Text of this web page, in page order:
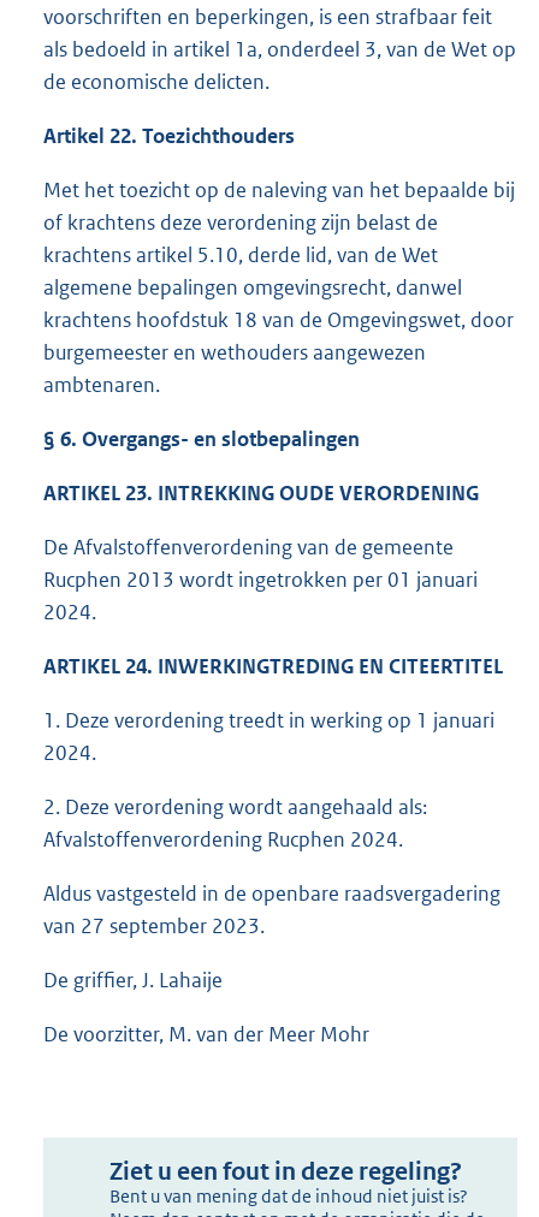
voorschriften en beperkingen, is een strafbaar feit
als bedoeld in artikel 1a, onderdeel 3, van de Wet op
de economische delicten.
Artikel 22. Toezichthouders
Met het toezicht op de naleving van het bepaalde bij
of krachtens deze verordening zijn belast de
krachtens artikel 5.10, derde lid, van de Wet
algemene bepalingen omgevingsrecht, danwel
krachtens hoofdstuk 18 van de Omgevingswet, door
burgemeester en wethouders aangewezen
ambtenaren.
§ 6. Overgangs- en slotbepalingen
ARTIKEL 23. INTREKKING OUDE VERORDENING
De Afvalstoffenverordening van de gemeente
Rucphen 2013 wordt ingetrokken per 01 januari
2024.
ARTIKEL 24. INWERKINGTREDING EN CITEERTITEL
1. Deze verordening treedt in werking op 1 januari
2024.
2. Deze verordening wordt aangehaald als:
Afvalstoffenverordening Rucphen 2024.
Aldus vastgesteld in de openbare raadsvergadering
van 27 september 2023.
De griffier, J. Lahaije
De voorzitter, M. van der Meer Mohr
Ziet u een fout in deze regeling?
Bent u van mening dat de inhoud niet juist is?